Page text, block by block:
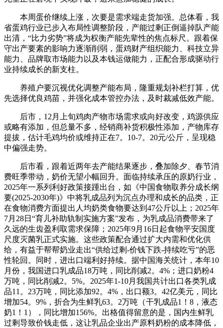
本周蛋价继续上涨，次要是需求端走货加强。总体看，我
省蛋鸡行业已步入布局性调整阶段，产能过剩正倒逼掉队产能
出清，“比力劣势”将成为权衡产能先辈性的焦点标尺。跟着保
守出产要素的影响力逐渐削弱，蛋鸡财产组织能力、科技立异
能力、品牌取市场能力以及本钱运做能力，正配合形成驱动行
业持续成长的新支柱。
养殖户要沉视优化调整产能布局，隆重规划补栏打算，优
先选择优良鸡苗，并强化成本管控办法，及时裁减低效产能。
后市，12月上旬鸡肉产物市场需求或向好改变，鸡源供应
或略有添加，但总量不多，经销商补货积极性添加，产物库存
提拔，估计毛鸡均价或维持正在7。10-7。20元/公斤，呈现稳
中偏强走势。
后市看，跟着近两年去产能结果逐步，叠加除夕、春节消
费旺季带动，奶价无望小幅回升。面临持续承压的原奶行业，
2025年一系列利好政策接踵出台，如《中国食物取养分成长纲
要(2025-2030年)》中将乳成品列为沉点办理和成长的品类，正
在食物消费方面提出人均奶类食物要达到47公斤以上；2025年
7月28日“育儿补助轨制实施方案”发布，为乳成品消费带来了
久远的生齿盈利取需求保障；2025年9月16日起食物平安国度
尺度灭菌乳正式实施。这些政策配合通过扩大内需和优化供
给，有益于帮帮奶业走出“供给过剩-价钱下跌-持续吃亏”的恶
性轮回。同时，进出口端利好持续。据中国海关统计，本年10
月份，我国进口乳成品18万吨，同比削减2。4%；进口奶粉4
万吨，同比削减2。5%。2025年1-10月我国共计出口各类乳成
品11。23万吨，同比添加92。4%，出口额3。42亿美元，同比
增加54。9%，折合为生鲜乳63。2万吨（干乳成品1！8，液态
奶1！1），同比增加156%。出格值得留意的是，国内生鲜乳
过剩导致价钱走低，这让乳品企业出产原料奶粉的成本降低，